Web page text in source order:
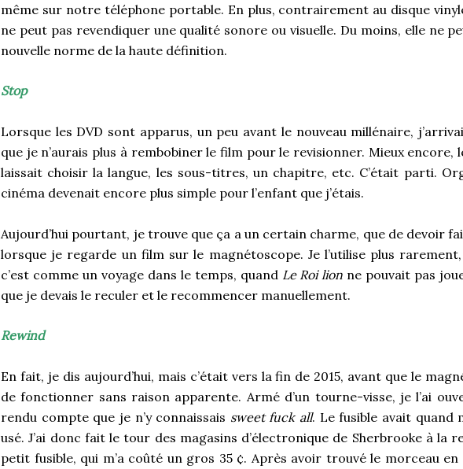
même sur notre téléphone portable. En plus, contrairement au disque
ne peut pas revendiquer une qualité sonore ou visuelle. Du moins, elle ne
nouvelle norme de la haute définition.
Stop
Lorsque les DVD sont apparus, un peu avant le nouveau millénaire,
que je n’aurais plus à rembobiner le film pour le revisionner. Mieux encore,
laissait choisir la langue, les sous-titres, un chapitre, etc. C’était parti.
cinéma devenait encore plus simple pour l’enfant que j’étais.
Aujourd’hui pourtant, je trouve que ça a un certain charme, que de devoir
lorsque je regarde un film sur le magnétoscope. Je l’utilise plus
c’est comme un voyage dans le temps, quand Le Roi lion ne pouvait pas
que je devais le reculer et le recommencer manuellement.
Rewind
En fait, je dis aujourd’hui, mais c’était vers la fin de 2015, avant que le
de fonctionner sans raison apparente. Armé d’un tourne-visse, je l’ai
rendu compte que je n’y connaissais sweet fuck all. Le fusible avait quand
usé. J’ai donc fait le tour des magasins d’électronique de Sherbrooke à la
petit fusible, qui m’a coûté un gros 35 ¢. Après avoir trouvé le morceau en